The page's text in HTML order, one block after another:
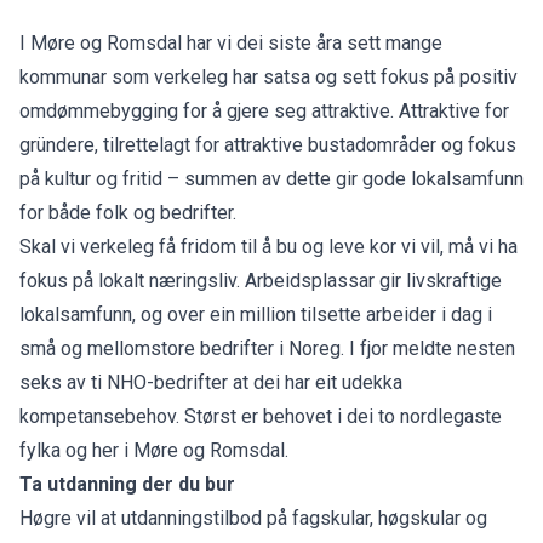
I Møre og Romsdal har vi dei siste åra sett mange
kommunar som verkeleg har satsa og sett fokus på positiv
omdømmebygging for å gjere seg attraktive. Attraktive for
gründere, tilrettelagt for attraktive bustadområder og fokus
på kultur og fritid – summen av dette gir gode lokalsamfunn
for både folk og bedrifter.
Skal vi verkeleg få fridom til å bu og leve kor vi vil, må vi ha
fokus på lokalt næringsliv. Arbeidsplassar gir livskraftige
lokalsamfunn, og over ein million tilsette arbeider i dag i
små og mellomstore bedrifter i Noreg. I fjor meldte nesten
seks av ti NHO-bedrifter at dei har eit udekka
kompetansebehov. Størst er behovet i dei to nordlegaste
fylka og her i Møre og Romsdal.
Ta utdanning der du bur
Høgre vil at utdanningstilbod på fagskular, høgskular og